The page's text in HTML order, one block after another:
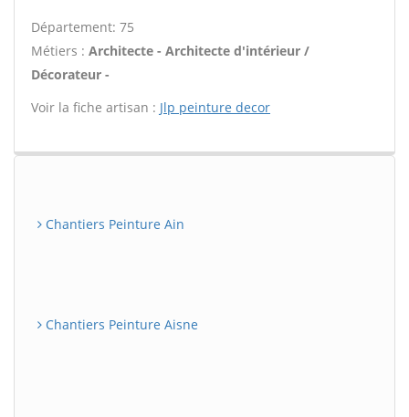
Département: 75
Métiers : Architecte - Architecte d'intérieur /
Décorateur -
Voir la fiche artisan : Jlp peinture decor
Chantiers Peinture Ain
Chantiers Peinture Aisne